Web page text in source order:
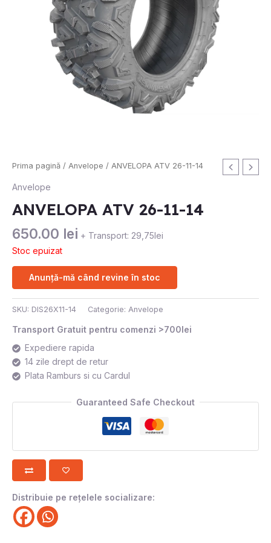
Prima pagină / Anvelope / ANVELOPA ATV 26-11-14
Anvelope
ANVELOPA ATV 26-11-14
650.00 lei + Transport: 29,75lei
Stoc epuizat
Anunță-mă când revine în stoc
SKU: DIS26X11-14 Categorie: Anvelope
Transport Gratuit pentru comenzi >700lei
Expediere rapida
14 zile drept de retur
Plata Ramburs si cu Cardul
Guaranteed Safe Checkout
Distribuie pe rețelele socializare: